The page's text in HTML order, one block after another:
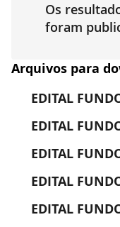
Os
foram
Arquivos para
EDITAL
EDITAL
EDITAL
EDITAL
EDITAL